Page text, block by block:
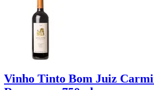
Vinho Tinto Bom Juiz